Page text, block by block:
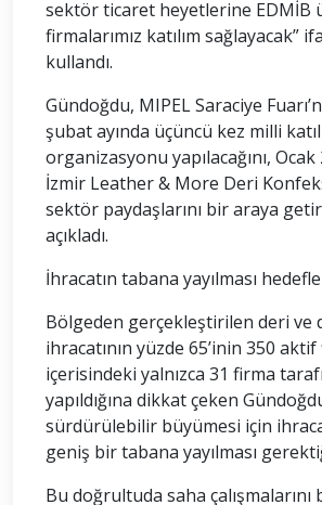
sektör ticaret heyetlerine EDMİB
firmalarımız katılım sağlayacak”
kullandı.
Gündoğdu, MIPEL Saraciye
şubat ayında üçüncü kez milli
organizasyonu yapılacağını, Ocak
İzmir Leather & More Deri
sektör paydaşlarını bir araya
açıkladı.
İhracatın tabana yayılması
Bölgeden gerçekleştirilen deri ve
ihracatının yüzde 65’inin 350
içerisindeki yalnızca 31 firma
yapıldığına dikkat çeken
sürdürülebilir büyümesi için
geniş bir tabana yayılması
Bu doğrultuda saha çalışmalarını